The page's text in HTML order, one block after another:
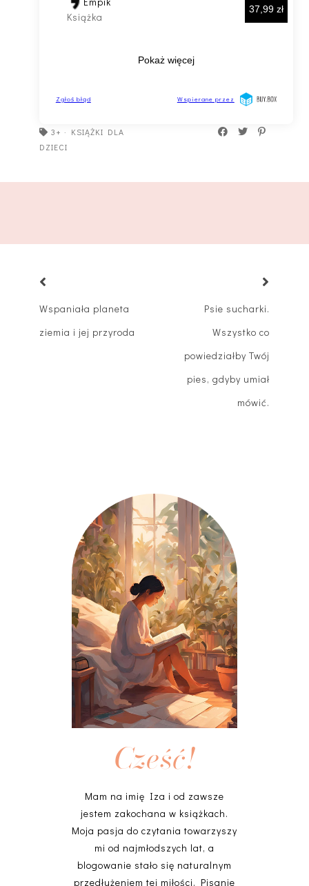
3+ · KSIĄŻKI DLA
DZIECI
Wspaniała planeta
ziemia i jej przyroda
Psie sucharki.
Wszystko co
powiedziałby Twój
pies, gdyby umiał
mówić.
Cześć!
Mam na imię Iza i od zawsze
jestem zakochana w książkach.
Moja pasja do czytania towarzyszy
mi od najmłodszych lat, a
blogowanie stało się naturalnym
przedłużeniem tej miłości. Pisanie